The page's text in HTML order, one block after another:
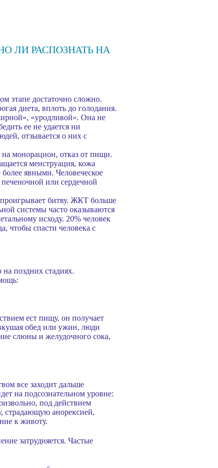
ЛИ РАСПОЗНАТЬ НА
этапе достаточно сложно.
диета, вплоть до голодания.
«уродливой». Она не
ее не удается ни
отзывается о них с
монорацион, отказ от пищи.
менструация, кожа
явными. Человеческое
печеночной или сердечной
проигрывает битву. ЖКТ больше
системы часто оказываются
исходу. 20% человек
чтобы спасти человека с
поздних стадиях.
ест пищу, он получает
обед или ужин, люди
слюны и желудочного сока,
все заходит дальше
на подсознательном уровне:
под действием
страдающую анорексией,
к животу.
затрудняется. Частые